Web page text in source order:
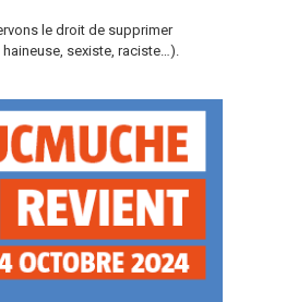
le droit de supprimer
sexiste, raciste…).